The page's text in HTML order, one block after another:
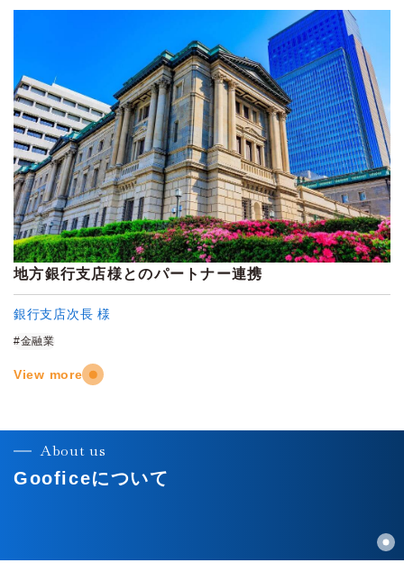
地方銀行支店様とのパートナー連携
銀行支店次長 様
#金融業
View more
About us
Gooficeについて